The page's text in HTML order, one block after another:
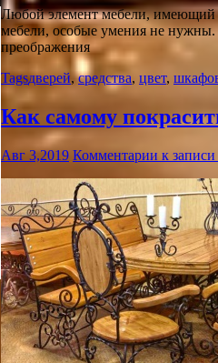
Любой элемент мебели, имеющий
мебели, особые умения не нужны.
преображения
Tagsдверей,средства, цвет,
Как самому
Авг 3,2019 Комментарии к